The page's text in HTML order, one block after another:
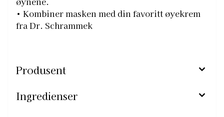
• Kombiner masken med din favoritt øyekrem
fra Dr. Schrammek
Produsent
Ingredienser